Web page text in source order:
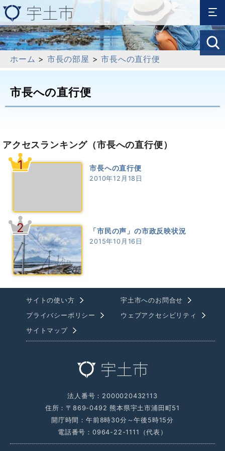
ホーム > 市長の部屋 >市長への直行便
市長への直行便
アクセスランキング （市長への直行便）
1 市長への直行便
2010年12月18日
2 「市民の声」の市政反映状況
2015年10月16日
サイトの使い方
宇土市へのお問合せ
プライバシーポリシー
ウェブアクセシビリティ
サイトマップ
法人番号：2000020432113
住所：〒869-0492 熊本県宇土市浦田町51
開庁時間：午前8時30分～午後5時15分
電話番号：0964-22-1111（代表）